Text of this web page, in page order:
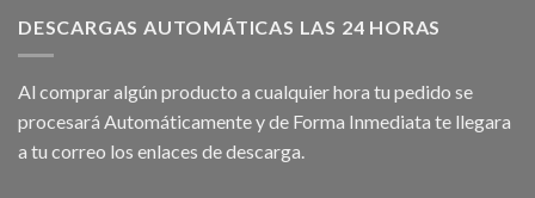
DESCARGAS AUTOMÁTICAS LAS 24 HORAS
Al comprar algún producto a cualquier hora tu pedido se
procesará Automáticamente y de Forma Inmediata te llegara
a tu correo los enlaces de descarga.